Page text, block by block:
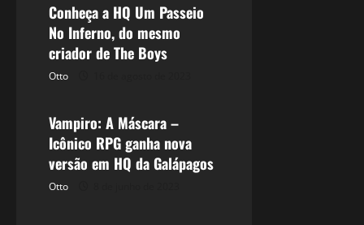
Conheça a HQ Um Passeio
No Inferno, do mesmo
criador de The Boys
Otto
Vampiro: A Máscara –
Icônico RPG ganha nova
versão em HQ da Galápagos
Otto